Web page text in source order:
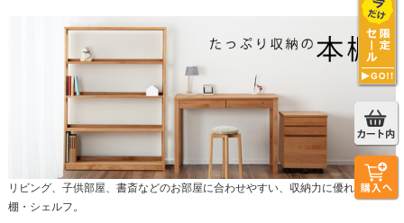
リビング、子供部屋、書斎などのお部屋に合わせやすい、収納力に優れた本
棚・シェルフ。